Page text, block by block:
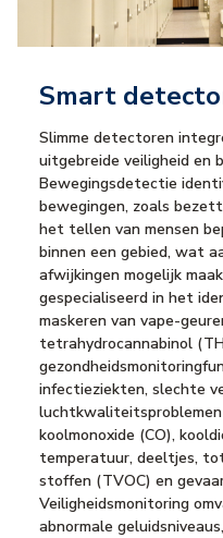
Smart
Slimme detectoren
uitgebreide veiligheid en
Bewegingsdetectie
bewegingen, zoals
het tellen van mensen
binnen een gebied, wat
afwijkingen mogelijk
gespecialiseerd in het
maskeren van vape-
tetrahydrocannabinol
infectieziekten, slechte
koolmonoxide (CO),
temperatuur, deeltjes,
stoffen (TVOC) en
Veiligheidsmonitoring
abnormale